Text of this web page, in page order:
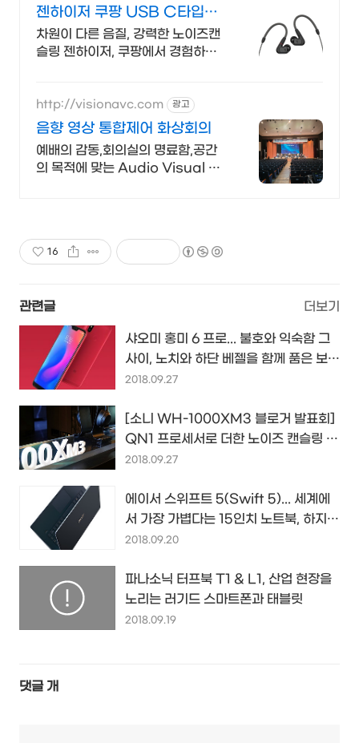
젠하이저 쿠팡 USB C타입으
로 빠르게
차원이 다른 음질, 강력한 노이즈캔
슬링 젠하이저, 쿠팡에서 경험하세
http://visionavc.com 광고
음향 영상 통합제어 화상회의
예배의 감동,회의실의 명료함,공간
의 목적에 맞는 Audio Visual 설
16
관련글 더보기
샤오미 홍미 6 프로... 불호와 익숙함 그
사이, 노치와 하단 베젤을 함께 품은 보급
형 스마트폰 출시...
2018.09.27
[소니 WH-1000XM3 블로거 발표회]
QN1 프로세서로 더한 노이즈 캔슬링 성
능보다 더 좋았던 건 착용감...
2018.09.27
에이서 스위프트 5(Swift 5)... 세계에
서 가장 가볍다는 15인치 노트북, 하지만
LG 그램과 비교하면 매력이...
2018.09.20
파나소닉 터프북 T1 & L1, 산업 현장을
노리는 러기드 스마트폰과 태블릿
2018.09.19
댓글 개